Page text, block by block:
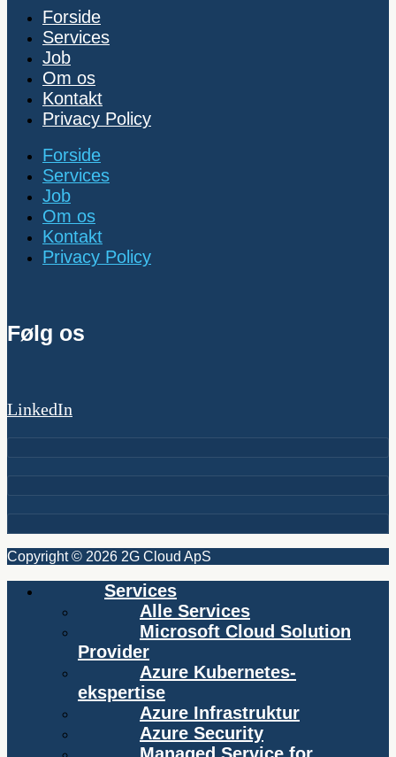
Forside
Services
Job
Om os
Kontakt
Privacy Policy
Forside
Services
Job
Om os
Kontakt
Privacy Policy
Følg os
LinkedIn
Copyright © 2026 2G Cloud ApS
Services
Alle Services
Microsoft Cloud Solution
Provider
Azure Kubernetes-
ekspertise
Azure Infrastruktur
Azure Security